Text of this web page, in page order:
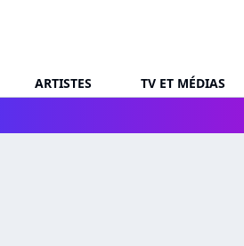
ARTISTES TV ET MÉDIAS